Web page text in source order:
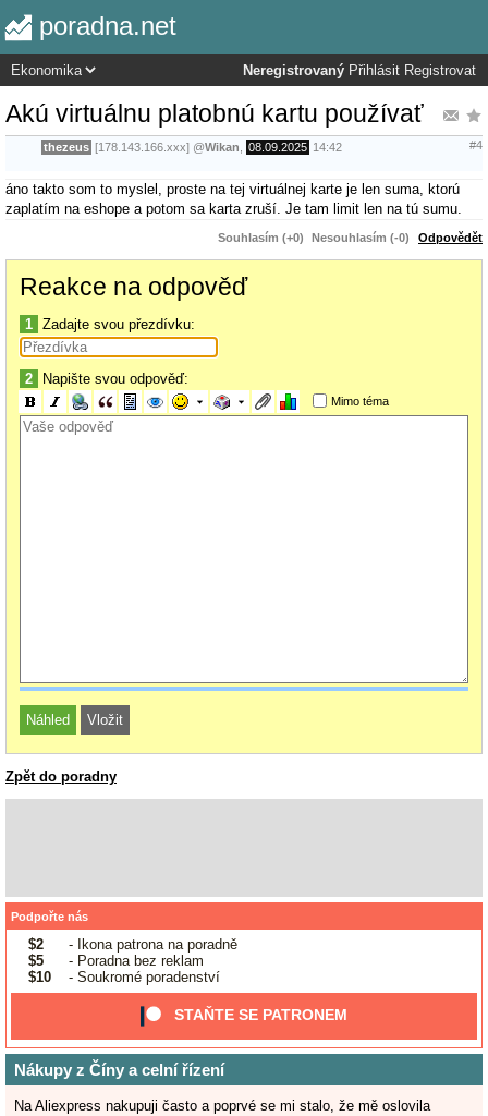
poradna.net
Neregistrovaný Přihlásit Registrovat
Akú virtuálnu platobnú kartu používať
thezeus [178.143.166.xxx] @Wikan 08.09.2025 14:42 #4
áno takto som to myslel, proste na tej virtuálnej karte je len suma, ktorú
zaplatím na eshope a potom sa karta zruší. Je tam limit len na tú sumu.
Souhlasím (+0) Nesouhlasím (-0) Odpovědět
Reakce na odpověď
1 Zadajte svou přezdívku:
2 Napište svou odpověď:
Mimo téma
Zpět do poradny
Podpořte nás
$2
- Ikona patrona na poradně
$5
- Poradna bez reklam
$10
- Soukromé poradenství
STAŇTE SE PATRONEM
Nákupy z Číny a celní řízení
Na Aliexpress nakupuji často a poprvé se mi stalo, že mě oslovila